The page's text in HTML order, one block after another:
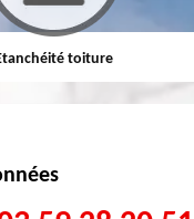
Réparation de toiture